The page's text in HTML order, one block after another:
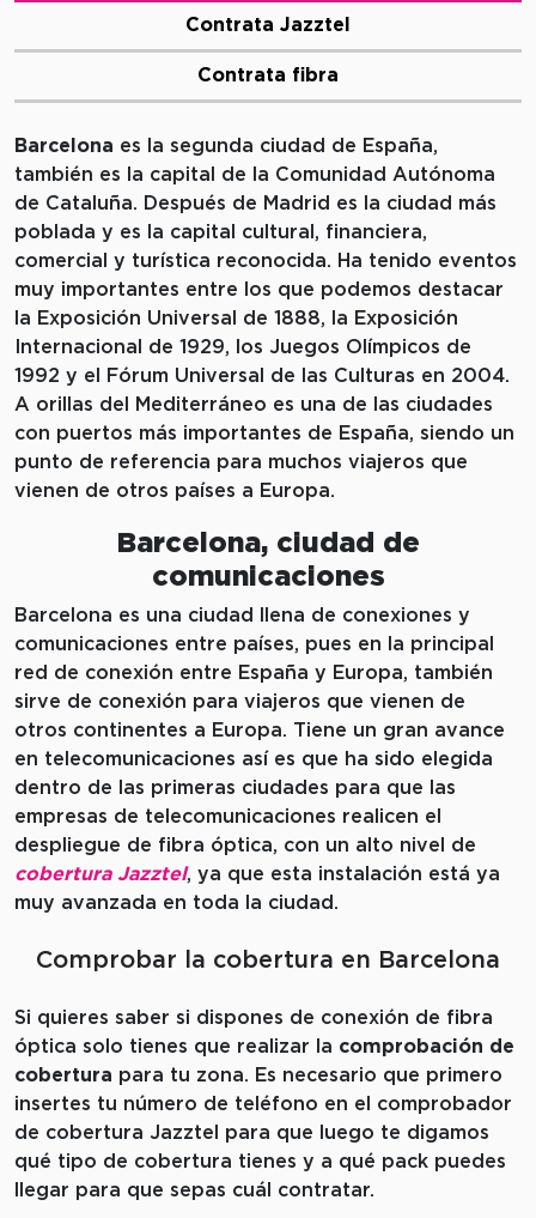
Contrata Jazztel
Contrata fibra
Barcelona es la segunda ciudad de España,
también es la capital de la Comunidad Autónoma
de Cataluña. Después de Madrid es la ciudad más
poblada y es la capital cultural, financiera,
comercial y turística reconocida. Ha tenido eventos
muy importantes entre los que podemos destacar
la Exposición Universal de 1888, la Exposición
Internacional de 1929, los Juegos Olímpicos de
1992 y el Fórum Universal de las Culturas en 2004.
A orillas del Mediterráneo es una de las ciudades
con puertos más importantes de España, siendo un
punto de referencia para muchos viajeros que
vienen de otros países a Europa.
Barcelona, ciudad de
comunicaciones
Barcelona es una ciudad llena de conexiones y
comunicaciones entre países, pues en la principal
red de conexión entre España y Europa, también
sirve de conexión para viajeros que vienen de
otros continentes a Europa. Tiene un gran avance
en telecomunicaciones así es que ha sido elegida
dentro de las primeras ciudades para que las
empresas de telecomunicaciones realicen el
despliegue de fibra óptica, con un alto nivel de
cobertura Jazztel, ya que esta instalación está ya
muy avanzada en toda la ciudad.
Comprobar la cobertura en Barcelona
Si quieres saber si dispones de conexión de fibra
óptica solo tienes que realizar la comprobación de
cobertura para tu zona. Es necesario que primero
insertes tu número de teléfono en el comprobador
de cobertura Jazztel para que luego te digamos
qué tipo de cobertura tienes y a qué pack puedes
llegar para que sepas cuál contratar.